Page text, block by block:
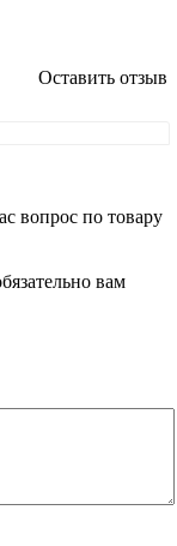
Оставить отзыв
вопрос по товару
вам